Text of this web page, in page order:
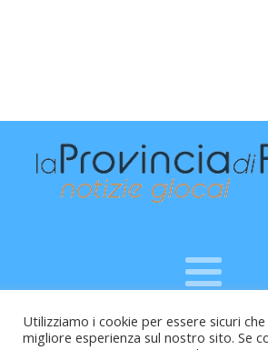
Raffaele Vitali - via Leopardi 10 -
Utilizziamo i cookie per essere sicuri
migliore esperienza sul nostro sito. Se